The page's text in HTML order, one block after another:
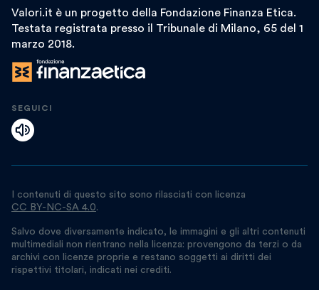
Valori.it è un progetto della Fondazione Finanza Etica.
Testata registrata presso il Tribunale di Milano, 65 del 1
marzo 2018.
SEGUICI
I contenuti di questo sito sono rilasciati con licenza
CC BY-NC-SA 4.0.
Salvo dove diversamente indicato, le immagini e gli altri contenuti
multimediali non rientrano nella licenza: provengono da terzi o da
archivi con licenze proprie e restano soggetti ai diritti dei
rispettivi titolari, indicati nei crediti.